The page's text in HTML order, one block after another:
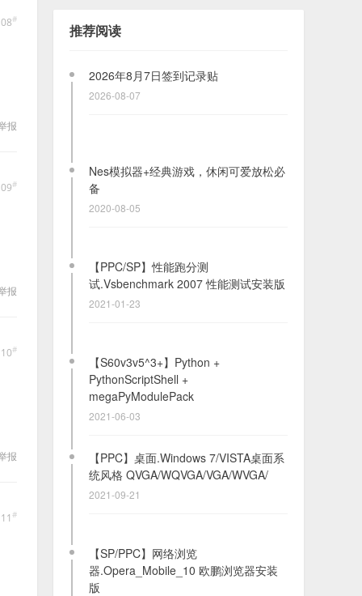
推荐阅读
2026年8月7日签到记录贴
2026-08-07
Nes模拟器+经典游戏，休闲可爱放松必
备
2020-08-05
【PPC/SP】性能跑分测
试.Vsbenchmark 2007 性能测试安装版
2021-01-23
【S60v3v5^3+】Python +
PythonScriptShell +
megaPyModulePack
2021-06-03
【PPC】桌面.Windows 7/VISTA桌面系
统风格 QVGA/WQVGA/VGA/WVGA/
2021-09-21
【SP/PPC】网络浏览
器.Opera_Mobile_10 欧鹏浏览器安装
版
#
报
#
报
#
报
#